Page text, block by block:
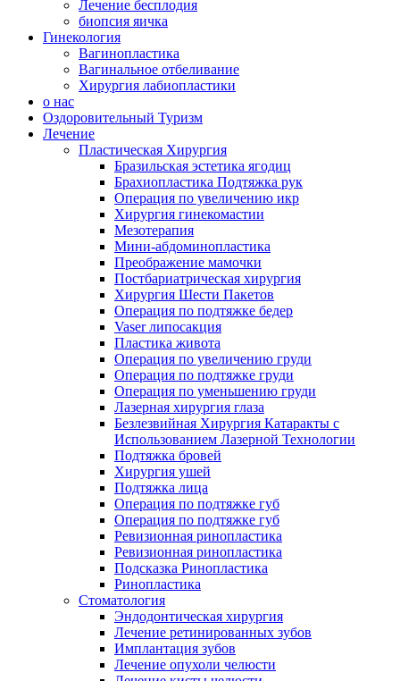
Лечение бесплодия
биопсия яичка
Гинекология
Вагинопластика
Вагинальное отбеливание
Хирургия лабиопластики
о нас
Оздоровительный Туризм
Лечение
Пластическая Хирургия
Бразильская эстетика ягодиц
Брахиопластика Подтяжка рук
Операция по увеличению икр
Хирургия гинекомастии
Мезотерапия
Мини-абдоминопластика
Преображение мамочки
Постбариатрическая хирургия
Хирургия Шести Пакетов
Операция по подтяжке бедер
Vaser липосакция
Пластика живота
Операция по увеличению груди
Операция по подтяжке груди
Операция по уменьшению груди
Лазерная хирургия глаза
Безлезвийная Хирургия Катаракты с
Использованием Лазерной Технологии
Подтяжка бровей
Хирургия ушей
Подтяжка лица
Операция по подтяжке губ
Операция по подтяжке губ
Ревизионная ринопластика
Ревизионная ринопластика
Подсказка Ринопластика
Ринопластика
Стоматология
Эндодонтическая хирургия
Лечение ретинированных зубов
Имплантация зубов
Лечение опухоли челюсти